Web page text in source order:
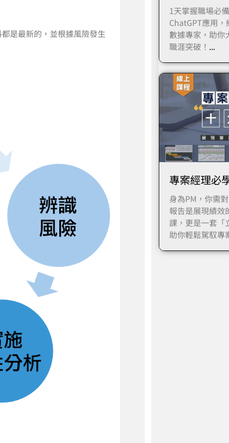
是最新的，並根據風險發生
1天掌握職場必
ChatGPT應用
數據專家，助你
職涯突破！ ...
專案經理必
身為PM，你需
報告是展現績效
課，更是一套「
助你輕鬆駕馭專